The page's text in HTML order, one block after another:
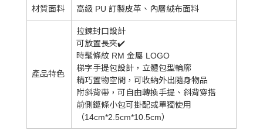
材質面料 高級 PU 訂製皮革、內層絨布面料
產品特色
拉鍊封口設計
可放置長夾✔️
時髦條紋 RM 金屬 LOGO
梯字手提包設計，立體包型輪廓
精巧置物空間，可收納外出隨身物品
附斜背帶，可自由轉換手提、斜背穿搭
前側鏈條小包可掛配或單獨使用
（14cm*2.5cm*10.5cm）